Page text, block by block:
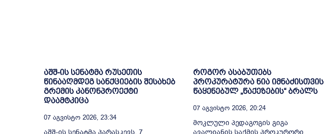
აშშ-ის სენატმა რუსეთის
წინააღმდეგ სანქციების შესახებ
გრემის კანონპროექტი
დაამტკიცა
07 Აგვისტო 2026, 23:34
როგორ ასაბუთებს
პროკურატურა ნია იმნაძისთვის
წაყენებულ „წაქეზების“ ბრალს
07 Აგვისტო 2026, 20:24
მოკლული პედაგოგის გიგა